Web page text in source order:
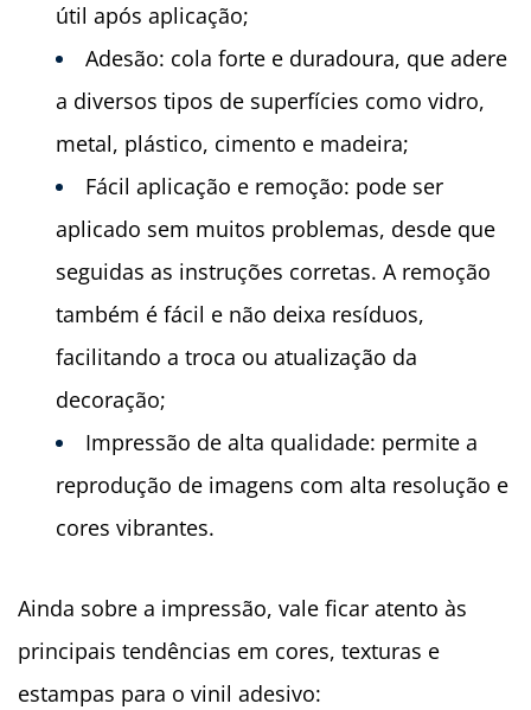
útil após aplicação;
Adesão: cola forte e duradoura, que adere
a diversos tipos de superfícies como vidro,
metal, plástico, cimento e madeira;
Fácil aplicação e remoção: pode ser
aplicado sem muitos problemas, desde que
seguidas as instruções corretas. A remoção
também é fácil e não deixa resíduos,
facilitando a troca ou atualização da
decoração;
Impressão de alta qualidade: permite a
reprodução de imagens com alta resolução e
cores vibrantes.
Ainda sobre a impressão, vale ficar atento às
principais tendências em cores, texturas e
estampas para o vinil adesivo: